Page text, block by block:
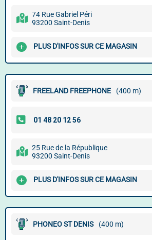
74 Rue Gabriel Péri
93200 Saint-Denis
PLUS D'INFOS SUR CE MAGASIN
FREELAND FREEPHONE (400 m)
25 Rue de la République
93200 Saint-Denis
PLUS D'INFOS SUR CE MAGASIN
PHONEO ST DENIS (400 m)